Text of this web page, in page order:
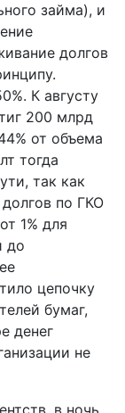
займа), и
долгов
К августу
200 млрд
от объема
тогда
так как
по ГКО
1% для
до
цепочку
бумаг,
денег
не
в ночь